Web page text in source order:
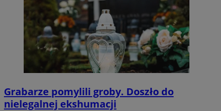
Grabarze pomylili groby. Doszło do
nielegalnej ekshumacji